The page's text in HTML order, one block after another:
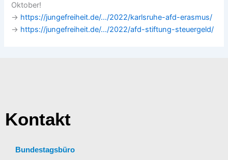
Oktober!
→ https://jungefreiheit.de/…/2022/karlsruhe-afd-erasmus/
→ https://jungefreiheit.de/…/2022/afd-stiftung-steuergeld/
Kontakt
Bundestagsbüro